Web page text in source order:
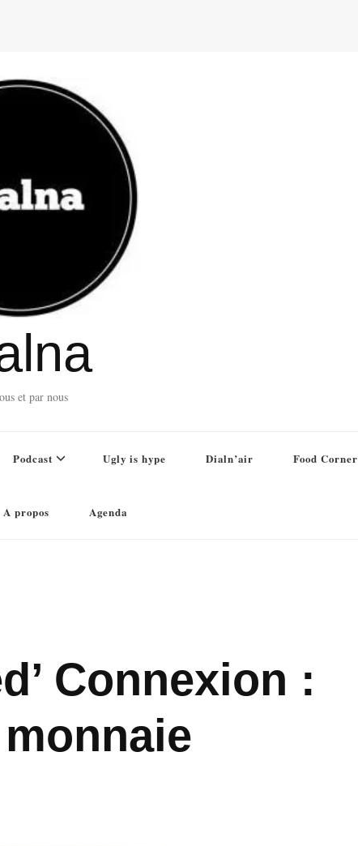
et par nous
Podcast Ugly is hype Dialn’air Food Corner
A propos Agenda
Connexion :